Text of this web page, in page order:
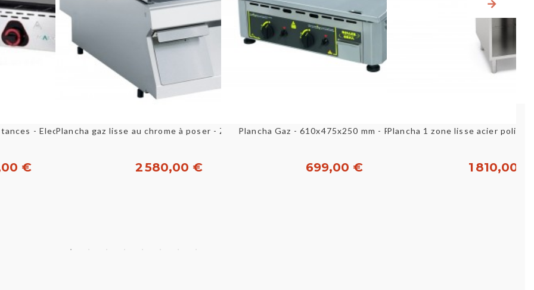
rapide Plancha semi pro - 2 résistances - Electrique - Mainho
€
Aperçu rapide Plancha gaz lisse au chrome à poser - ZANUSSI EVO700
2 580,00 €
Aperçu rapide
Plancha Gaz - 610x475x250 mm - Roller Grill
699,00 €
Aperçu rapide
1 810,00 €